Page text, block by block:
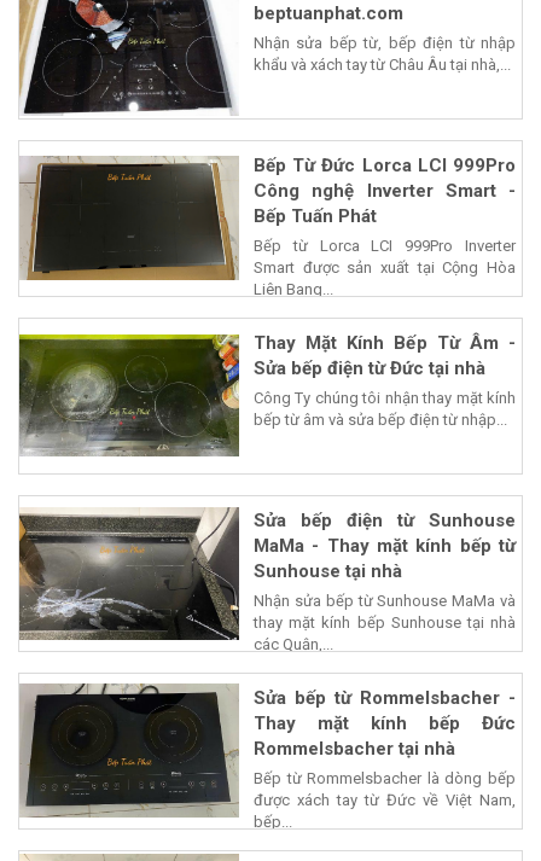
beptuanphat.com
Nhận sửa bếp từ, bếp điện từ nhập
khẩu và xách tay từ Châu Âu tại nhà,...
Bếp Từ Đức Lorca LCI 999Pro
Công nghệ Inverter Smart -
Bếp Tuấn Phát
Bếp từ Lorca LCI 999Pro Inverter
Smart được sản xuất tại Cộng Hòa
Liên Bang...
Thay Mặt Kính Bếp Từ Âm -
Sửa bếp điện từ Đức tại nhà
Công Ty chúng tôi nhận thay mặt kính
bếp từ âm và sửa bếp điện từ nhập...
Sửa bếp điện từ Sunhouse
MaMa - Thay mặt kính bếp từ
Sunhouse tại nhà
Nhận sửa bếp từ Sunhouse MaMa và
thay mặt kính bếp Sunhouse tại nhà
các Quận,...
Sửa bếp từ Rommelsbacher -
Thay mặt kính bếp Đức
Rommelsbacher tại nhà
Bếp từ Rommelsbacher là dòng bếp
được xách tay từ Đức về Việt Nam,
bếp...